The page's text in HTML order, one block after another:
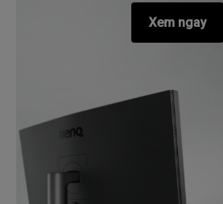
Xem ngay